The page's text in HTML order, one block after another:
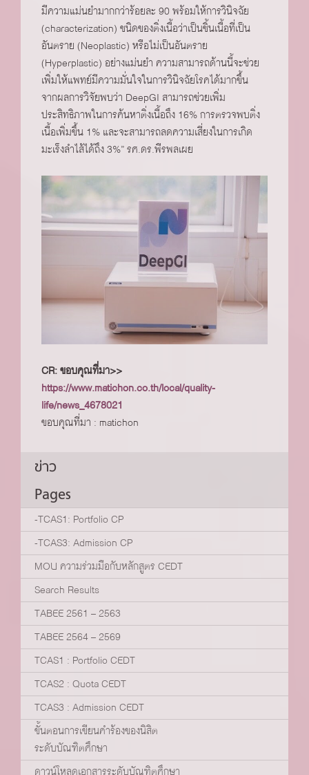
มีความแม่นยำมากกว่าร้อยละ 90 พร้อมให้การวินิจฉัย
(characterization) ชนิดของติ่งเนื้อว่าเป็นชิ้นเนื้อที่เป็น
อันตราย (Neoplastic) หรือไม่เป็นอันตราย
(Hyperplastic) อย่างแม่นยำ ความสามารถด้านนี้จะช่วย
เพิ่มให้แพทย์มีความมั่นใจในการวินิจฉัยโรคได้มากขึ้น
จากผลการวิจัยพบว่า DeepGI สามารถช่วยเพิ่ม
ประสิทธิภาพในการค้นหาติ่งเนื้อถึง 16% การตรวจพบติ่ง
เนื้อเพิ่มขึ้น 1% และจะสามารถลดความเสี่ยงในการเกิด
มะเร็งลำไส้ได้ถึง 3%” รศ.ดร.พีรพลเผย
CR: ขอบคุณที่มา>>
https://www.matichon.co.th/local/quality-
life/news_4678021
ขอบคุณที่มา : matichon
ข่าว
Pages
-TCAS1: Portfolio CP
-TCAS3: Admission CP
MOU ความร่วมมือกับหลักสูตร CEDT
Search Results
TABEE 2561 – 2563
TABEE 2564 – 2569
TCAS1 : Portfolio CEDT
TCAS2 : Quota CEDT
TCAS3 : Admission CEDT
ขั้นตอนการเขียนคำร้องของนิสิต
ระดับบัณฑิตศึกษา